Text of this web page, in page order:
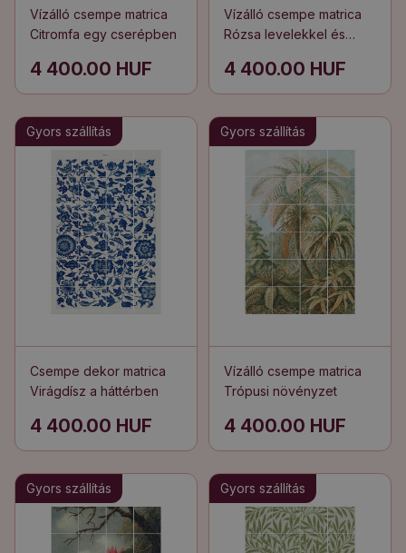
Vízálló csempe matrica
Citromfa egy cserépben
4 400.00 HUF
Vízálló csempe matrica
Rózsa levelekkel és
4 400.00 HUF
Gyors szállítás
Csempe dekor matrica
Virágdísz a háttérben
4 400.00 HUF
Gyors szállítás
Vízálló csempe matrica
Trópusi növényzet
4 400.00 HUF
Gyors szállítás Gyors szállítás